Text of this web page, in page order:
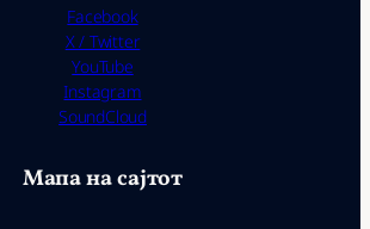
Facebook
X / Twitter
YouTube
Instagram
SoundCloud
Мапа на сајтот